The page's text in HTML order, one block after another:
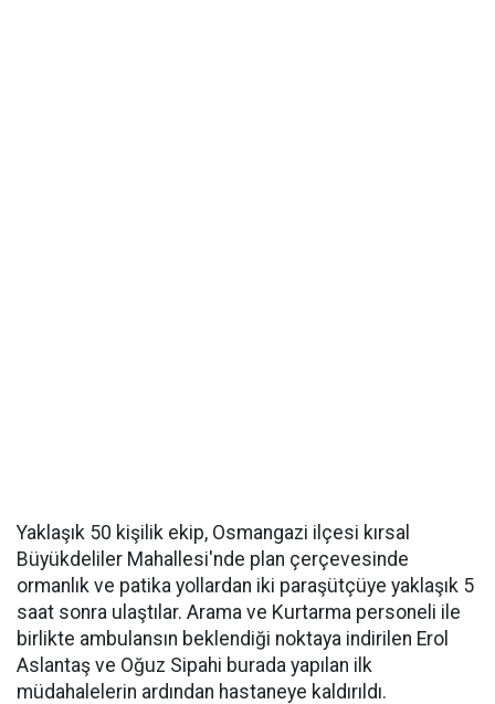
Yaklaşık 50 kişilik ekip, Osmangazi ilçesi kırsal
Büyükdeliler Mahallesi'nde plan çerçevesinde
ormanlık ve patika yollardan iki paraşütçüye yaklaşık 5
saat sonra ulaştılar. Arama ve Kurtarma personeli ile
birlikte ambulansın beklendiği noktaya indirilen Erol
Aslantaş ve Oğuz Sipahi burada yapılan ilk
müdahalelerin ardından hastaneye kaldırıldı.